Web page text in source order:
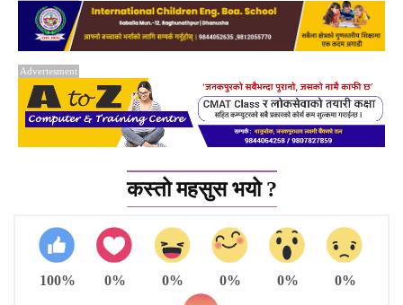
Advertesment
कस्तो महसुस भयो ?
100% 0% 0% 0% 0% 0%